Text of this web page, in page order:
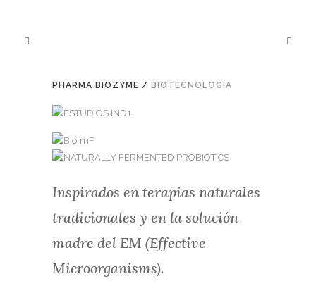
PHARMA BIOZYME / BIOTECNOLOGÍA
Inspirados en terapias naturales
tradicionales y en la solución
madre del EM (Effective
Microorganisms).